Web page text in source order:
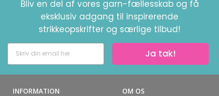
Bliv en del af vores garn-fællesskab og få
eksklusiv adgang til inspirerende
strikkeopskrifter og særlige tilbud!
Ja tak!
INFORMATION OM OS